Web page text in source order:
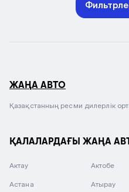
ЖАҢА АВТО
Қазақстанның ресми дилерлік
ҚАЛАЛАРДАҒЫ ЖАҢА
Актау Актобе
Астана Атырау